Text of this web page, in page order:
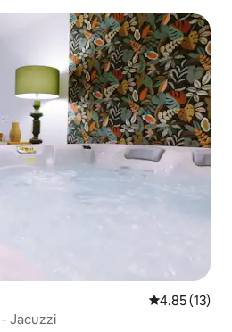
Ukadiriaji wa
4.85 (13)
Jacuzzi